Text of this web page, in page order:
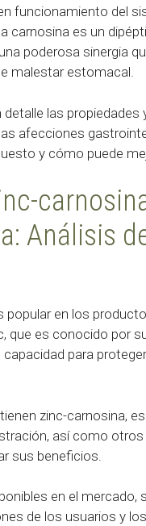
funcionamiento del
carnosina es un
poderosa sinergia
malestar estomacal.
las propiedades
afecciones
y cómo puede
Análisis
popular en los
que es conocido por
para
zinc-carnosina,
así como
sus beneficios.
en el mercado,
de los usuarios y